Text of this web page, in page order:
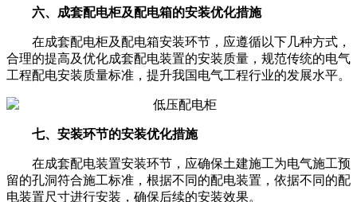
六、成套配电柜及配电箱的安装优化措施
在成套配电柜及配电箱安装环节，应遵循以下几种方式，
合理的提高及优化成套配电装置的安装质量，规范传统的电气
工程配电安装质量标准，提升我国电气工程行业的发展水平。
七、安装环节的安装优化措施
在成套配电装置安装环节，应确保土建施工为电气施工预
留的孔洞符合施工标准，根据不同的配电装置，依据不同的配
电装置尺寸进行安装，确保后续的安装效果。